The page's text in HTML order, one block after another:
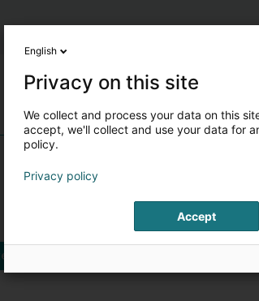
English
Privacy on this site
We collect and process your data on this
accept, we'll collect and use your data for
policy.
Privacy policy
Accept